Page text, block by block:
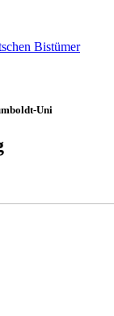
Bistümer
Uni